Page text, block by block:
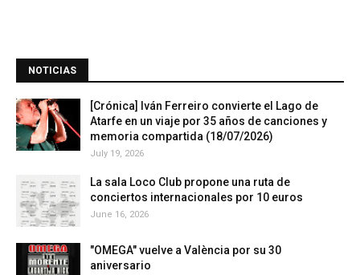
NOTICIAS
[Crónica] Iván Ferreiro convierte el Lago de
Atarfe en un viaje por 35 años de canciones y
memoria compartida (18/07/2026)
July 19, 2026
La sala Loco Club propone una ruta de
conciertos internacionales por 10 euros
June 16, 2026
"OMEGA" vuelve a València por su 30
aniversario